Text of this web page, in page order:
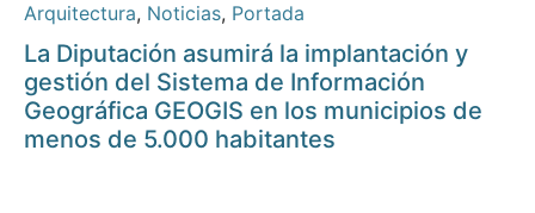
Arquitectura, Noticias, Portada
La Diputación asumirá la implantación y
gestión del Sistema de Información
Geográfica GEOGIS en los municipios de
menos de 5.000 habitantes